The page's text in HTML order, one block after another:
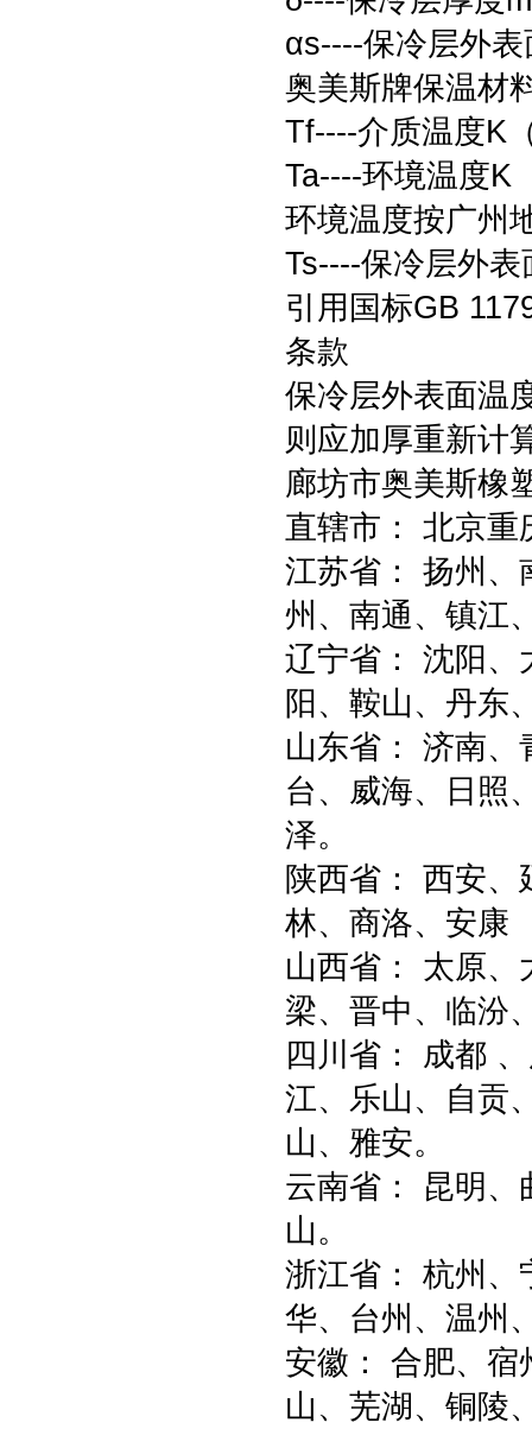
αs----保冷层外
奥美斯牌保温材
Tf----介质温度K
Ta----环境温度K
环境温度按广州
Ts----保冷层外表
引用国标GB
条款
保冷层外表面温
则应加厚重新计
廊坊市奥美斯橡
直辖市： 北京重
江苏省： 扬州、
州、南通、镇江
辽宁省： 沈阳、
阳、鞍山、丹东
山东省： 济南、
台、威海、日照
泽。
陕西省： 西安
林、商洛、安康
山西省： 太原、
梁、晋中、临汾
四川省： 成都
江、乐山、自贡
山、雅安。
云南省： 昆明、
山。
浙江省： 杭州、
华、台州、温州
安徽： 合肥、宿
山、芜湖、铜陵